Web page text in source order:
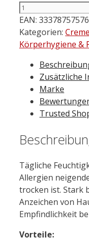
LA
ROCHE
Posay
Toleriane
Creme
Menge
EAN:
Kategorien: Creme
Körperhygiene &
Zusätzliche
Marke
Trusted
Tägliche
Allergien
trocken ist. Stark
Anzeichen von
Empfindlichkeit
Vorteile: